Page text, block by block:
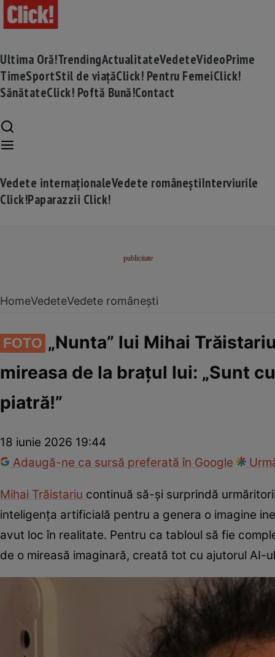
Ultima Oră!TrendingActualitateVedeteVideoPrime
TimeSportStil de viațăClick! Pentru FemeiClick!
SănătateClick! Poftă Bună!Contact
Vedete internaționaleVedete româneștiInterviurile
Click!Paparazzii Click!
HomeVedeteVedete românești
FOTO „Nunta” lui Mihai
mireasa de la brațul lui: „Sunt
piatră!”
18 iunie 2026 19:44
Adaugă-ne ca sursă preferată în Google
Mihai Trăistariu continuă să-și surprindă
inteligența artificială pentru a genera o imagine
avut loc în realitate. Pentru ca tabloul să fie
de o mireasă imaginară, creată tot cu ajutorul AI-